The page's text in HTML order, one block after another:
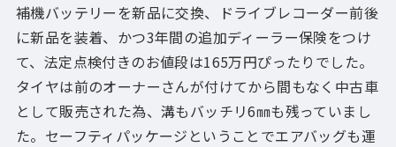
補機バッテリーを新品に交換、ドライブレコーダー前後
に新品を装着、かつ3年間の追加ディーラー保険をつけ
て、法定点検付きのお値段は165万円ぴったりでした。
タイヤは前のオーナーさんが付けてから間もなく中古車
として販売された為、溝もバッチリ6㎜も残っていまし
た。セーフティパッケージということでエアバッグも運